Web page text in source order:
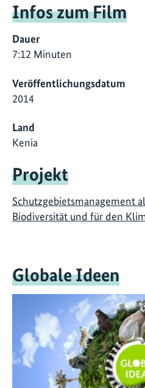
Infos zum Film
Dauer
7:12 Minuten
Veröffentlichungsdatum
2014
Land
Kenia
Projekt
Schutzgebietsmanagement
Biodiversität und für den
Globale Ideen